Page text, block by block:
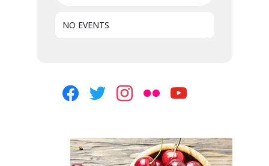
NO EVENTS
facebooktwitterinstagram
flickr youtube